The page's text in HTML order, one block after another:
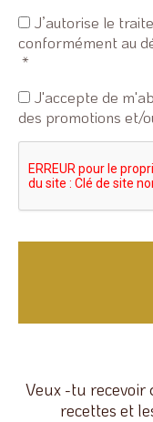
Consenso
privacy *
J’autorise le
conformément au
*
Consenso
newsletter
J'accepte de
des promotions et/
Veux -tu recevoir
recettes et